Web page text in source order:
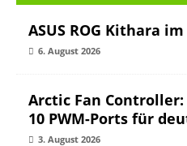
ASUS ROG Kithara
6. August 2026
Arctic Fan
10 PWM-Ports für
3. August 2026